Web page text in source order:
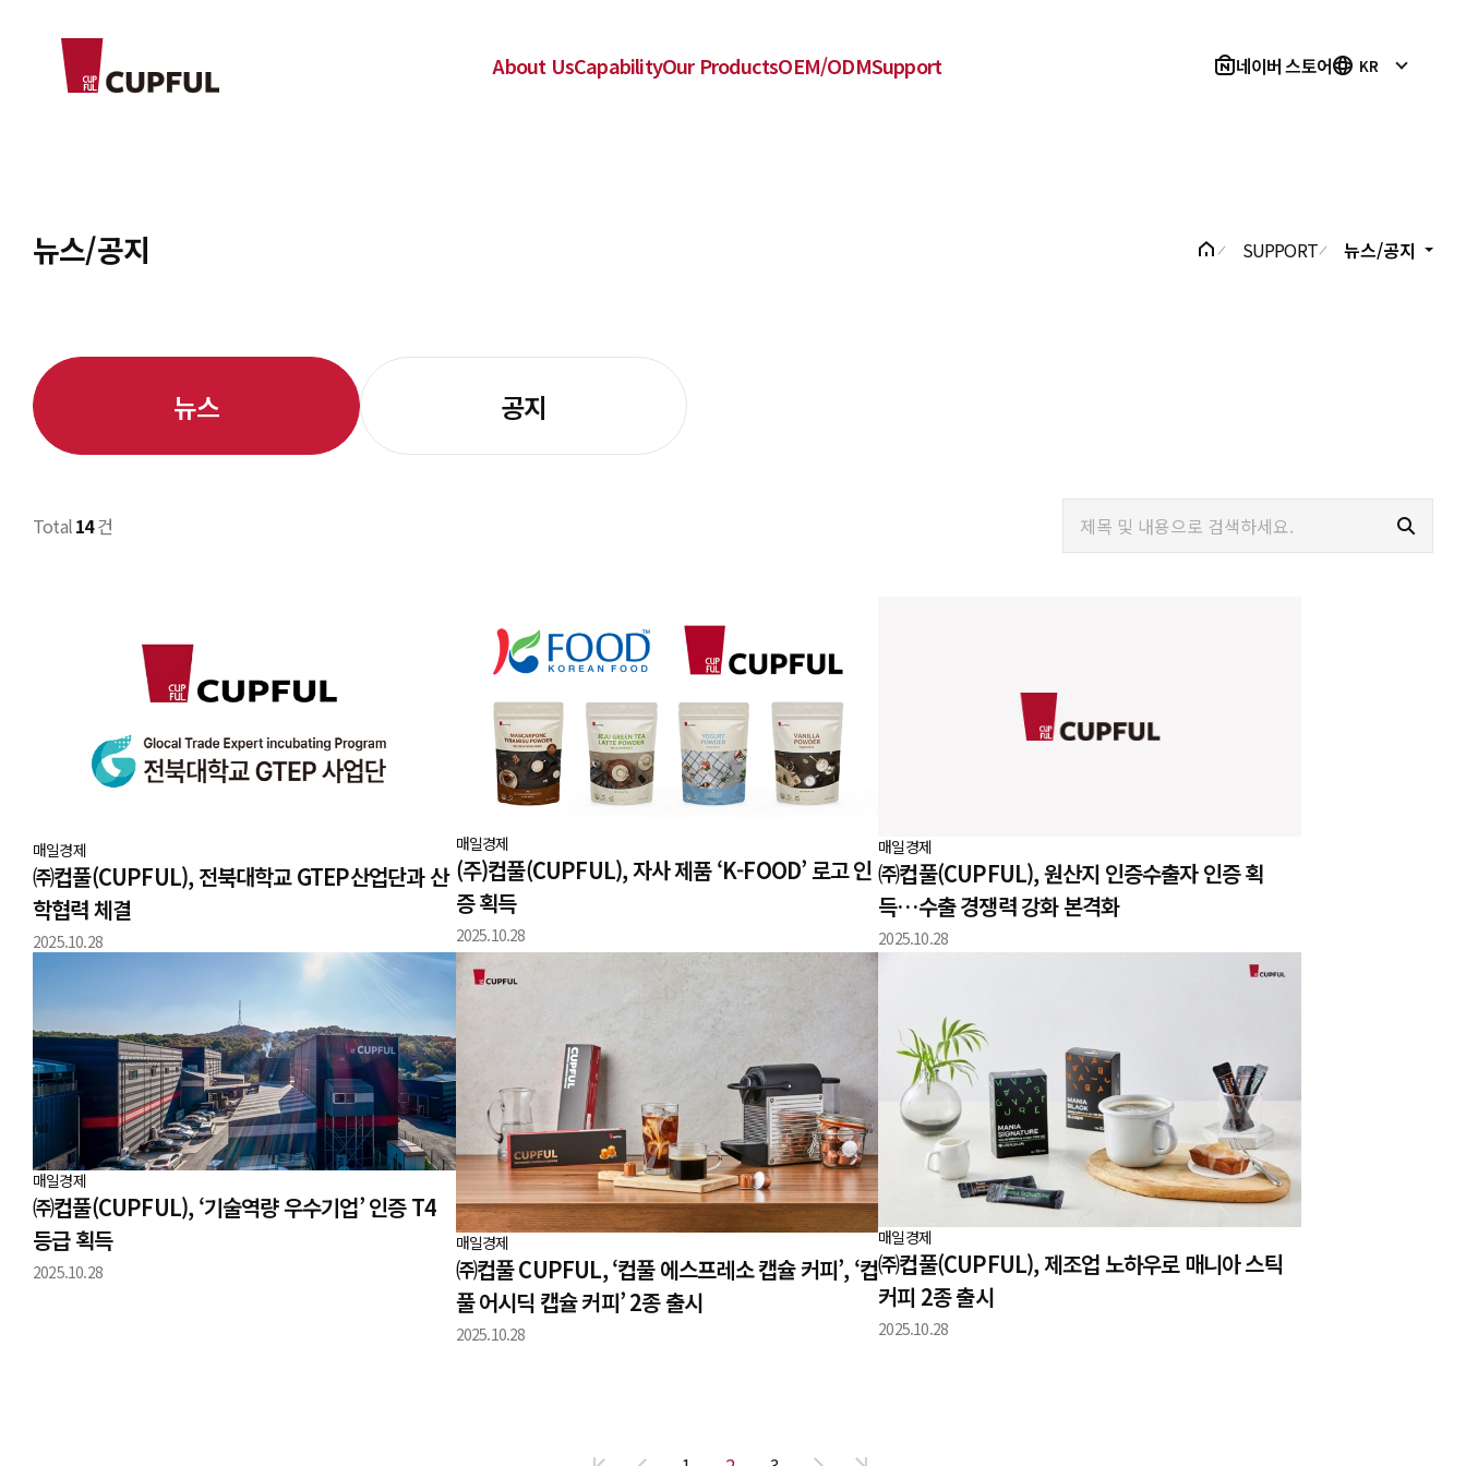
About UsCapabilityOur ProductsOEM/ODMSupport 네이버 스토어 KR
뉴스/공지 SUPPORT 뉴스/공지
뉴스 공지
Total14건
매일경제
㈜컵풀(CUPFUL), 전북대학교 GTEP산업단과 산
학협력 체결
2025.10.28
매일경제
(주)컵풀(CUPFUL), 자사 제품 ‘K-FOOD’ 로고 인
증 획득
2025.10.28
매일경제
㈜컵풀(CUPFUL), 원산지 인증수출자 인증 획
득…수출 경쟁력 강화 본격화
2025.10.28
매일경제
㈜컵풀(CUPFUL), ‘기술역량 우수기업’ 인증 T4
등급 획득
2025.10.28
매일경제
㈜컵풀 CUPFUL, ‘컵풀 에스프레소 캡슐 커피’, ‘컵
풀 어시딕 캡슐 커피’ 2종 출시
2025.10.28
매일경제
㈜컵풀(CUPFUL), 제조업 노하우로 매니아 스틱
커피 2종 출시
2025.10.28